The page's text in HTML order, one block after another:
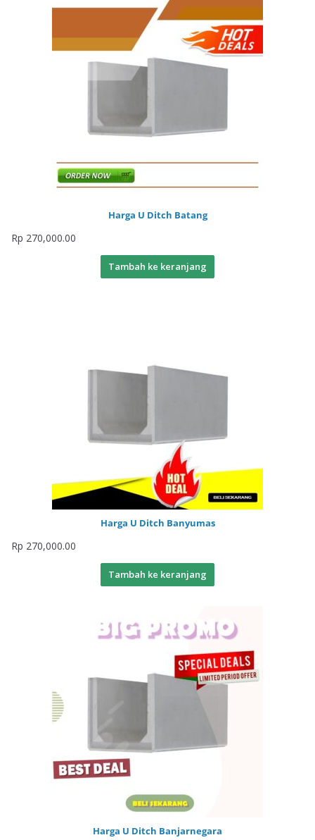
Harga U Ditch Batang
Rp 270,000.00
Tambah ke keranjang
Harga U Ditch Banyumas
Rp 270,000.00
Tambah ke keranjang
Harga U Ditch Banjarnegara